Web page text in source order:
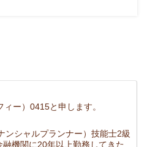
ィー）0415と申します。
ンシャルプランナー）技能士2級
融機関に20年以上勤務してきた